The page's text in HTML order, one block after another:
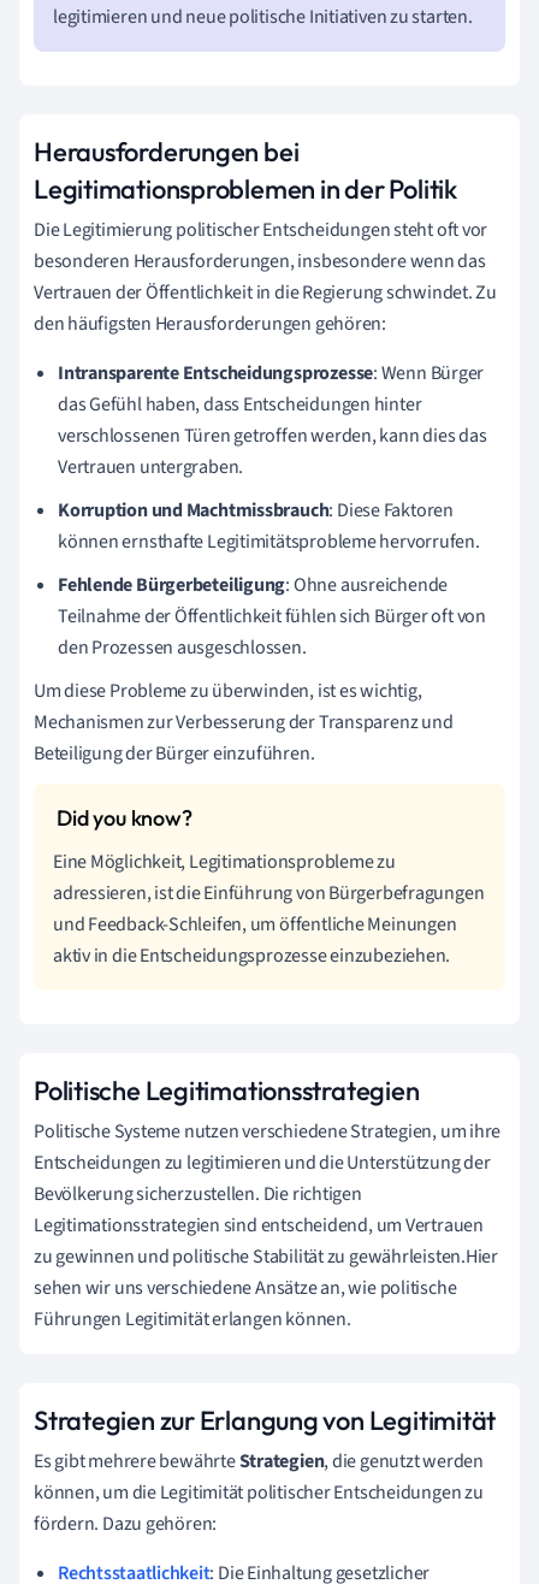
legitimieren und neue politische Initiativen zu starten.
Herausforderungen bei
Legitimationsproblemen in der Politik
Die Legitimierung politischer Entscheidungen steht oft vor
besonderen Herausforderungen, insbesondere wenn das
Vertrauen der Öffentlichkeit in die Regierung schwindet. Zu
den häufigsten Herausforderungen gehören:
Intransparente Entscheidungsprozesse: Wenn Bürger
das Gefühl haben, dass Entscheidungen hinter
verschlossenen Türen getroffen werden, kann dies das
Vertrauen untergraben.
Korruption und Machtmissbrauch: Diese Faktoren
können ernsthafte Legitimitätsprobleme hervorrufen.
Fehlende Bürgerbeteiligung: Ohne ausreichende
Teilnahme der Öffentlichkeit fühlen sich Bürger oft von
den Prozessen ausgeschlossen.
Um diese Probleme zu überwinden, ist es wichtig,
Mechanismen zur Verbesserung der Transparenz und
Beteiligung der Bürger einzuführen.
Eine Möglichkeit, Legitimationsprobleme zu
adressieren, ist die Einführung von Bürgerbefragungen
und Feedback-Schleifen, um öffentliche Meinungen
aktiv in die Entscheidungsprozesse einzubeziehen.
Politische Legitimationsstrategien
Politische Systeme nutzen verschiedene Strategien, um ihre
Entscheidungen zu legitimieren und die Unterstützung der
Bevölkerung sicherzustellen. Die richtigen
Legitimationsstrategien sind entscheidend, um Vertrauen
zu gewinnen und politische Stabilität zu gewährleisten.Hier
sehen wir uns verschiedene Ansätze an, wie politische
Führungen Legitimität erlangen können.
Strategien zur Erlangung von Legitimität
Es gibt mehrere bewährteStrategien, die genutzt werden
können, um die Legitimität politischer Entscheidungen zu
fördern. Dazu gehören:
Rechtsstaatlichkeit: Die Einhaltung gesetzlicher